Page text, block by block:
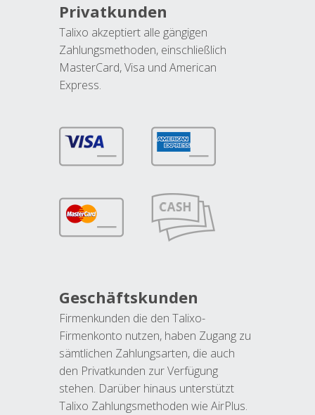
Privatkunden
Talixo akzeptiert alle gängigen
Zahlungsmethoden, einschließlich
MasterCard, Visa und American
Express.
Geschäftskunden
Firmenkunden die den Talixo-
Firmenkonto nutzen, haben Zugang zu
sämtlichen Zahlungsarten, die auch
den Privatkunden zur Verfügung
stehen. Darüber hinaus unterstützt
Talixo Zahlungsmethoden wie AirPlus.